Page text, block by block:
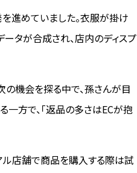
進めていました。衣服が掛け
タが合成され、店内のディスプ
機会を探る中で、孫さんが目
一方で、「返品の多さはECが抱
ル店舗で商品を購入する際は試